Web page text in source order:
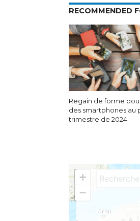
RECOMMENDED
Regain de forme
des smartphones au
trimestre de 2024